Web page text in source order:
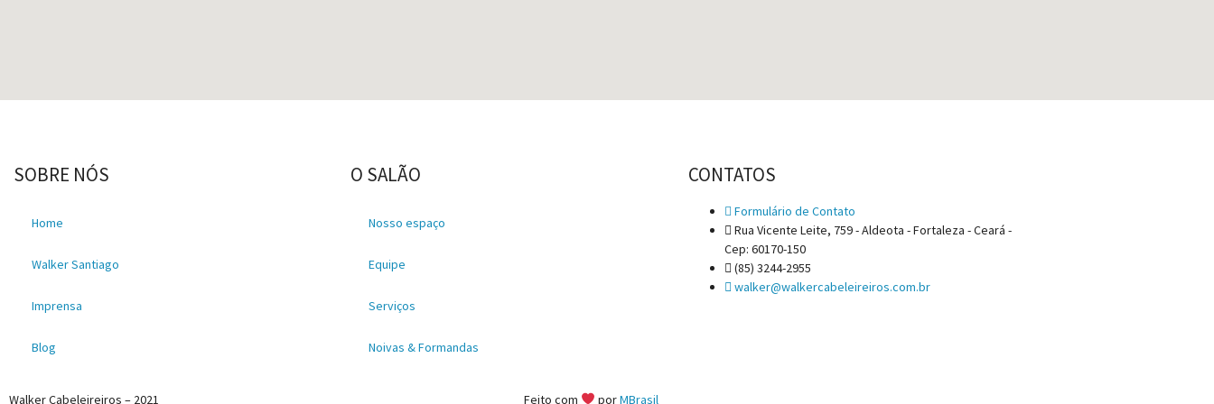
SOBRE NÓS
Home
Walker Santiago
Imprensa
Blog
O SALÃO
Nosso espaço
Equipe
Serviços
Noivas & Formandas
CONTATOS
Formulário de Contato
Rua Vicente Leite, 759 - Aldeota - Fortaleza - Ceará -
Cep: 60170-150
(85) 3244-2955
walker@walkercabeleireiros.com.br
Walker Cabeleireiros – 2021 Feito com porMBrasil